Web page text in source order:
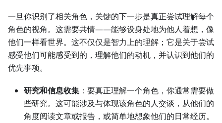
一旦你识别了相关角色，关键的下一步是真正尝试理解每个
角色的视角。这需要共情——能够设身处地为他人着想，像
他们一样看世界。这不仅仅是智力上的理解；它是关于尝试
感受他们可能感受到的，理解他们的动机，并认识到他们的
优先事项。
研究和信息收集 ：要真正理解一个角色，你通常需要做
些研究。这可能涉及与体现该角色的人交谈，从他们的
角度阅读文章或报告，或简单地想象他们的日常经历。